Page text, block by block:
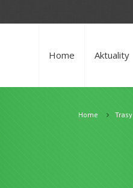
Home Aktuality
Home Trasy